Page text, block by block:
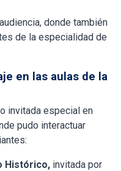
donde también
de la especialidad de
en las aulas de la
invitada especial en
pudo interactuar
Histórico, invitada por